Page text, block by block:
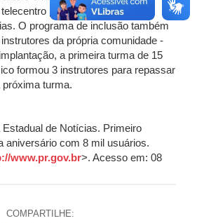
para fazer pesquisas
O programa de inclusão também
da própria comunidade -
a primeira turma de 15
formou 3 instrutores para repassar
turma.
de Notícias. Primeiro
aniversário com 8 mil usuários.
www.pr.gov.br>. Acesso em: 08
COMPARTILHE: